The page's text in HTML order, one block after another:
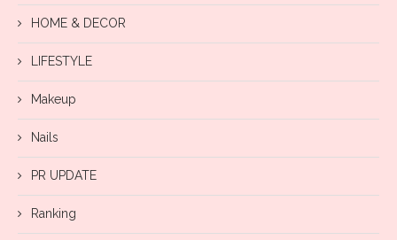
HOME & DECOR
LIFESTYLE
Makeup
Nails
PR UPDATE
Ranking